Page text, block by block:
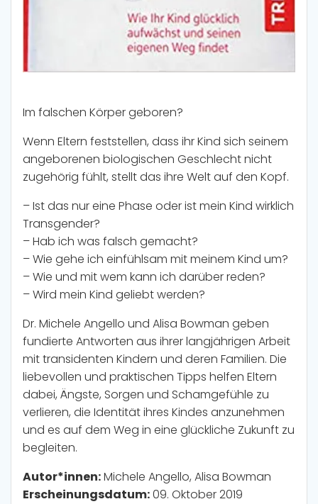
Im falschen Körper geboren?
Wenn Eltern feststellen, dass ihr Kind sich seinem
angeborenen biologischen Geschlecht nicht
zugehörig fühlt, stellt das ihre Welt auf den Kopf.
– Ist das nur eine Phase oder ist mein Kind wirklich
Transgender?
– Hab ich was falsch gemacht?
– Wie gehe ich einfühlsam mit meinem Kind um?
– Wie und mit wem kann ich darüber reden?
– Wird mein Kind geliebt werden?
Dr. Michele Angello und Alisa Bowman geben
fundierte Antworten aus ihrer langjährigen Arbeit
mit transidenten Kindern und deren Familien. Die
liebevollen und praktischen Tipps helfen Eltern
dabei, Ängste, Sorgen und Schamgefühle zu
verlieren, die Identität ihres Kindes anzunehmen
und es auf dem Weg in eine glückliche Zukunft zu
begleiten.
Autor*innen:Michele Angello, Alisa Bowman
Erscheinungsdatum:09. Oktober 2019